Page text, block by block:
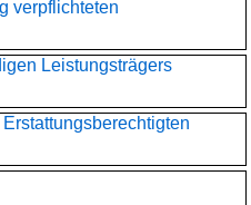
verpflichteten
Leistungsträgers